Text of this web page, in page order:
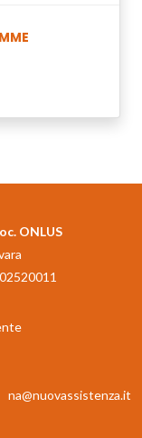
ONLUS
na@nuovassistenza.it